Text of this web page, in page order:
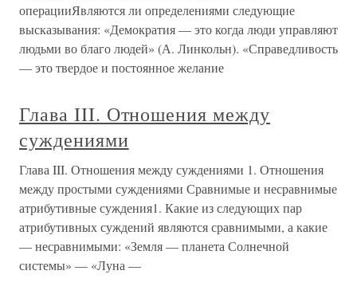
операцииЯвляются ли определениями следующие
высказывания: «Демократия — это когда люди управляют
людьми во благо людей» (А. Линкольн). «Справедливость
— это твердое и постоянное желание
Глава III. Отношения между
суждениями
Глава III. Отношения между суждениями 1. Отношения
между простыми суждениями Сравнимые и несравнимые
атрибутивные суждения1. Какие из следующих пар
атрибутивных суждений являются сравнимыми, а какие
— несравнимыми: «Земля — планета Солнечной
системы» — «Луна —